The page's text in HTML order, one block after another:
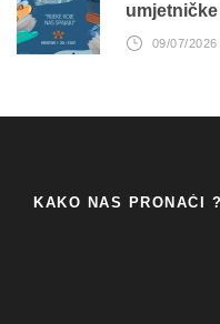
09/07/2026
KAKO NAS PRONAĆI ?